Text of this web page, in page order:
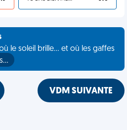
le soleil brille... et où les gaffes
VDM SUIVANTE